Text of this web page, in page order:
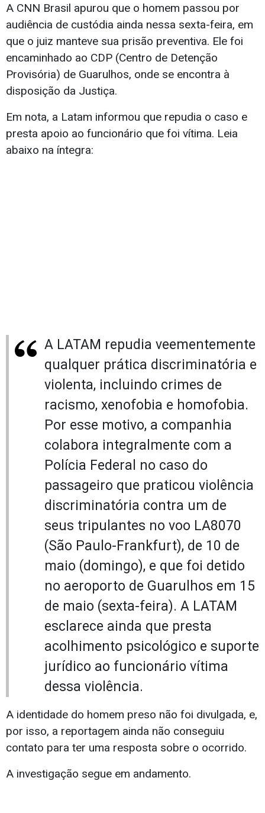
A CNN Brasil apurou que o homem passou por
audiência de custódia ainda nessa sexta-feira, em
que o juiz manteve sua prisão preventiva. Ele foi
encaminhado ao CDP (Centro de Detenção
Provisória) de Guarulhos, onde se encontra à
disposição da Justiça.
Em nota, a Latam informou que repudia o caso e
presta apoio ao funcionário que foi vítima. Leia
abaixo na íntegra:
A LATAM repudia veementemente
qualquer prática discriminatória e
violenta, incluindo crimes de
racismo, xenofobia e homofobia.
Por esse motivo, a companhia
colabora integralmente com a
Polícia Federal no caso do
passageiro que praticou violência
discriminatória contra um de
seus tripulantes no voo LA8070
(São Paulo-Frankfurt), de 10 de
maio (domingo), e que foi detido
no aeroporto de Guarulhos em 15
de maio (sexta-feira). A LATAM
esclarece ainda que presta
acolhimento psicológico e suporte
jurídico ao funcionário vítima
dessa violência.
A identidade do homem preso não foi divulgada, e,
por isso, a reportagem ainda não conseguiu
contato para ter uma resposta sobre o ocorrido.
A investigação segue em andamento.